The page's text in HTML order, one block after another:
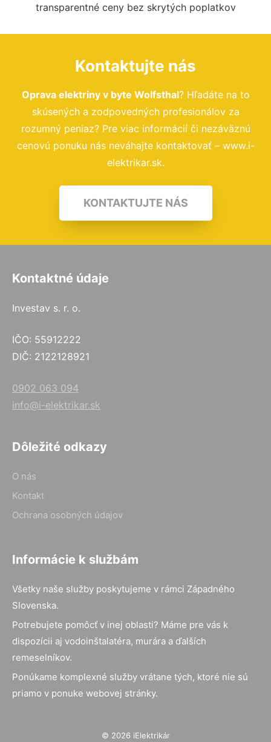
transparentné ceny bez skrytých poplatkov
Kontaktujte nás
Oprava elektriny v byte Wolfsthal? Hľadáte na to
skúsených a zodpovedných profesionálov za
rozumný peniaz? Pre viac informácií či nezáväznú
cenovú ponuku nás neváhajte kontaktovať – www.i-
elektrikar.sk.
KONTAKTUJTE NÁS
Kontaktné údaje
Investav s. r. o.
IČO: 55912222
DIČ: 2122128921
0902 063 094
info@i-elektrikar.sk
Dôležité odkazy
O nás
Kontakt
Ochrana osobných údajov
Informácie k službám
Všetky naše služby poskytujeme v rámci Západného
Slovenska.
Potrebujete pomôcť v inej oblasti? Máme pre vás k
dispozícii aj vodoinštalatéra, murára a ďalších
remeselníkov.
Ponúkame komplexné služby vrátane tých, ktoré nie sú
priamo v ponuke webovej stránky.
© 2026 iElektrikár